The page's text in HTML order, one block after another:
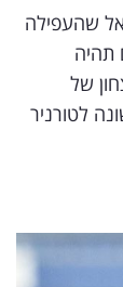
שהעפילה
תהיה
בזכות הניצחון של
לטורניר